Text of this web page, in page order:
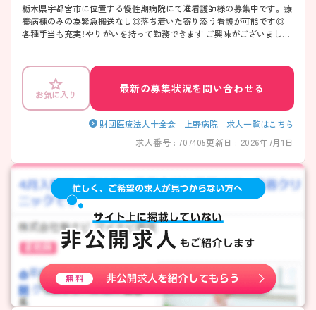
栃木県宇都宮市に位置する慢性期病院にて准看護師様の募集中です。 療
養病棟のみの為緊急搬送なし◎落ち着いた寄り添う看護が可能です◎
各種手当も充実！やりがいを持って勤務できます ご興味がございました
お気に入り 最新の募集状況を問い合わせる
財団医療法人十全会 上野病院 求人一覧はこちら
求人番号 : 707405更新日 : 2026年7月1日